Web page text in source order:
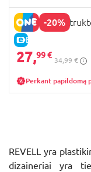
-20%
E-KAINA
REVELL
27,99 €
34,99 €
Perkant papildomą
REVELL yra
dizaineriai yra